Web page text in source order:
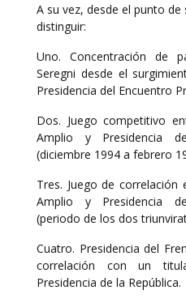
A su vez, desde el punto
distinguir:
Uno. Concentración de
Seregni desde el
Presidencia del Encuentro
Dos. Juego competitivo
Amplio y Presidencia
(diciembre 1994 a febrero
Tres. Juego de
Amplio y Presidencia
(periodo de los dos
Cuatro. Presidencia del
correlación con un
Presidencia de la República.